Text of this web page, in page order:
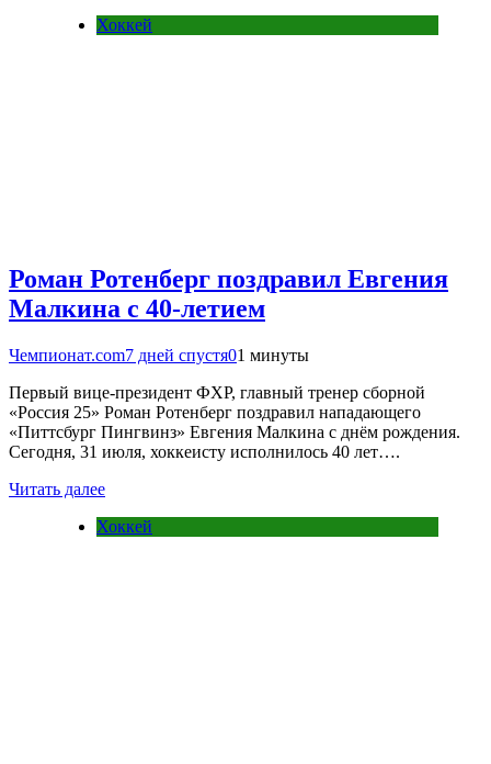
Хоккей
Роман Ротенберг поздравил Евгения
Малкина с 40-летием
Чемпионат.com7 дней спустя01 минуты
Первый вице-президент ФХР, главный тренер сборной
«Россия 25» Роман Ротенберг поздравил нападающего
«Питтсбург Пингвинз» Евгения Малкина с днём рождения.
Сегодня, 31 июля, хоккеисту исполнилось 40 лет….
Читать далее
Хоккей